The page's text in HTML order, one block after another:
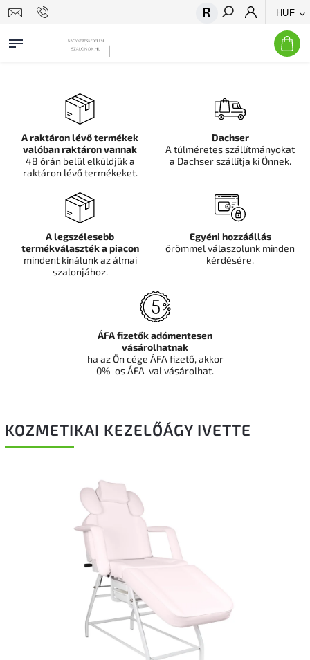
HUF
Keresés
KOZMETIKAI KEZELŐÁGY IVETTE
A raktáron lévő termékek
valóban raktáron vannak
48 órán belül elküldjük a
raktáron lévő termékeket.
Dachser
A túlméretes szállítmányokat
a Dachser szállítja ki Önnek.
A legszélesebb
termékválaszték a piacon
mindent kínálunk az álmai
szalonjához.
Egyéni hozzáállás
örömmel válaszolunk minden
kérdésére.
ÁFA fizetők adómentesen
vásárolhatnak
ha az Ön cége ÁFA fizető, akkor
0%-os ÁFA-val vásárolhat.